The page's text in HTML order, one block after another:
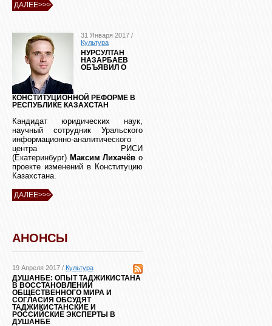
ДАЛЕЕ>>>
31 Января 2017 /
Культура
НУРСУЛТАН
НАЗАРБАЕВ
ОБЪЯВИЛ О
КОНСТИТУЦИОННОЙ РЕФОРМЕ В
РЕСПУБЛИКЕ КАЗАХСТАН
Кандидат юридических наук,
научный сотрудник Уральского
информационно-аналитического
центра РИСИ
(Екатеринбург) Максим Лихачёв о
проекте изменений в Конституцию
Казахстана.
ДАЛЕЕ>>>
АНОНСЫ
19 Апреля 2017 / Культура
ДУШАНБЕ: ОПЫТ ТАДЖИКИСТАНА
В ВОССТАНОВЛЕНИИ
ОБЩЕСТВЕННОГО МИРА И
СОГЛАСИЯ ОБСУДЯТ
ТАДЖИКИСТАНСКИЕ И
РОССИЙСКИЕ ЭКСПЕРТЫ В
ДУШАНБЕ